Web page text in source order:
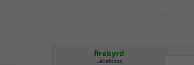
firebyrd
Labelboss